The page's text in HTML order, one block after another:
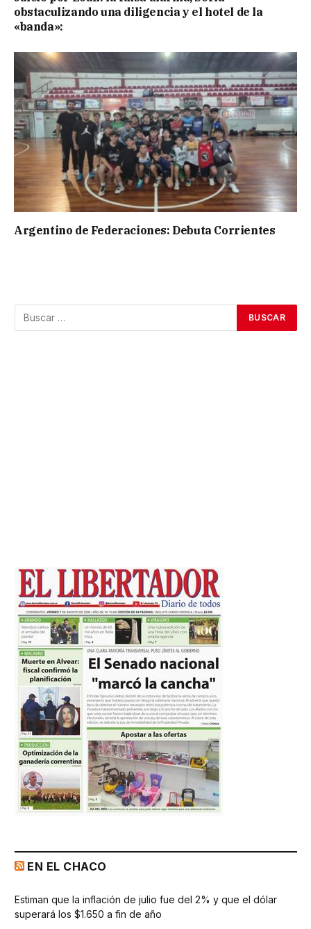
obstaculizando una diligencia y el hotel de la
«banda»:
Argentino de Federaciones: Debuta Corrientes
EN EL CHACO
Estiman que la inflación de julio fue del 2% y que el dólar
superará los $1.650 a fin de año